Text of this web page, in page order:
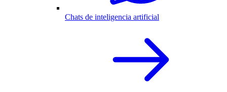
Chats de inteligencia artificial